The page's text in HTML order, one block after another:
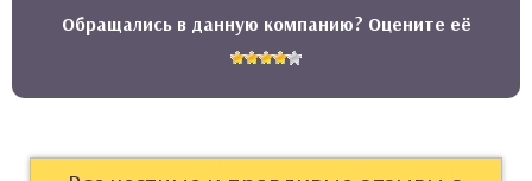
Обращались в данную компанию? Оцените её